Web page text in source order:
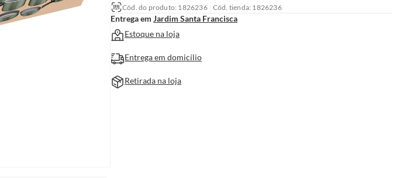
Cód. do produto: 1826236 Cód. tienda: 1826236
Entrega em Jardim Santa Francisca
Estoque na loja
Entrega em domicílio
Retirada na loja